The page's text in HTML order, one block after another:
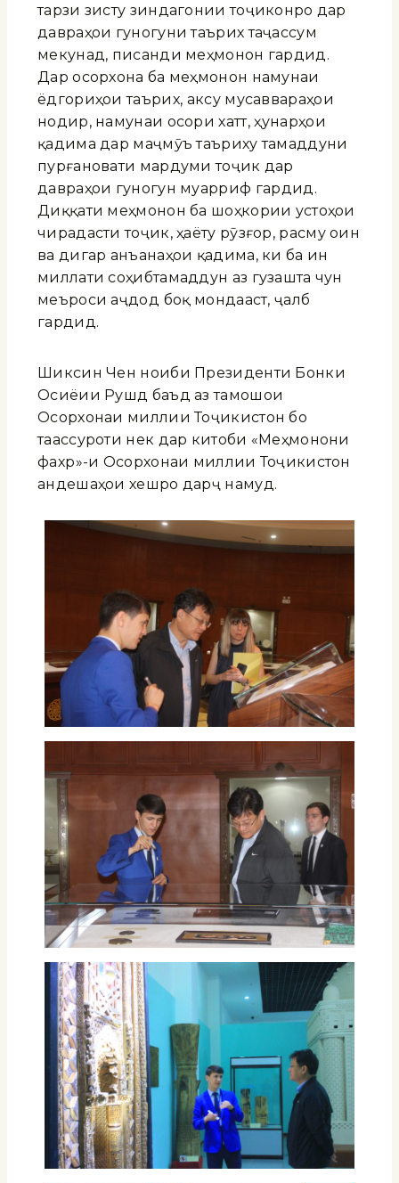
тарзи зисту зиндагонии тоҷиконро дар
давраҳои гуногуни таърих таҷассум
мекунад, писанди меҳмонон гардид.
Дар осорхона ба меҳмонон намунаи
ёдгориҳои таърихӣ, аксу мусаввараҳои
нодир, намунаи осори хаттӣ, ҳунарҳои
қадима дар маҷмӯъ таъриху тамаддуни
пурғановати мардуми тоҷик дар
давраҳои гуногун муаррифӣ гардид.
Диққати меҳмонон ба шоҳкории устоҳои
чирадасти тоҷик, ҳаёту рӯзғор, расму оин
ва дигар анъанаҳои қадима, ки ба ин
миллати соҳибтамаддун аз гузашта чун
меъроси аҷдодӣ боқӣ мондааст, ҷалб
гардид.
Шиксин Чен ноиби Президенти Бонки
Осиёии Рушд баъд аз тамошои
Осорхонаи миллии Тоҷикистон бо
таассуроти нек дар китоби «Меҳмонони
фахрӣ»-и Осорхонаи миллии Тоҷикистон
андешаҳои хешро дарҷ намуд.